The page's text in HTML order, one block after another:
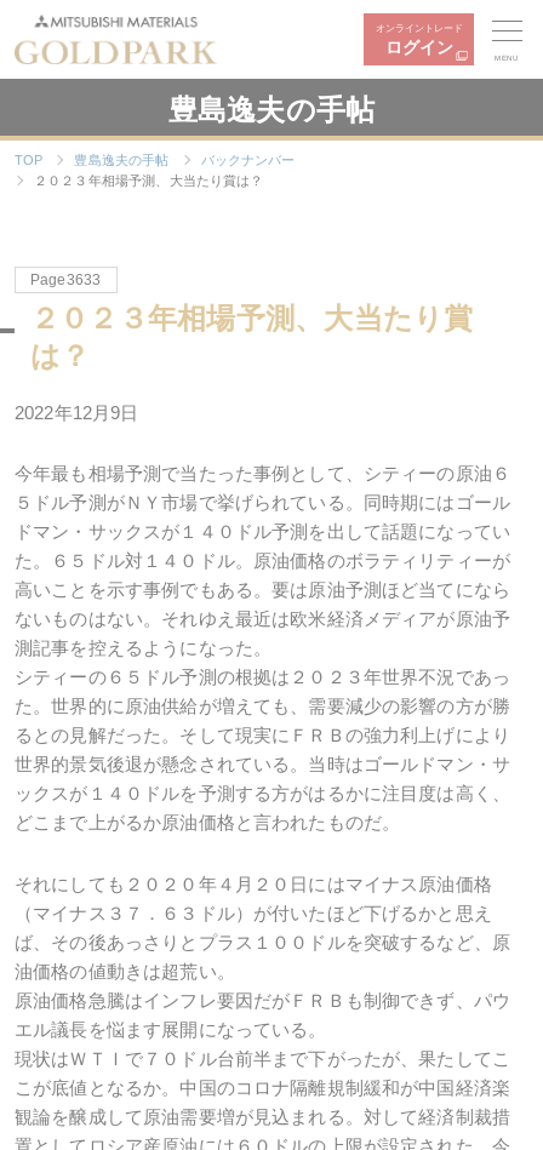
オンライントレード
ログイン
MENU
豊島逸夫の手帖
TOP 豊島逸夫の手帖
バックナンバー
２０２３年相場予測、大当たり賞は？
Page3633
２０２３年相場予測、大当たり賞
は？
2022年12月9日
今年最も相場予測で当たった事例として、シティーの原油６
５ドル予測がＮＹ市場で挙げられている。同時期にはゴール
ドマン・サックスが１４０ドル予測を出して話題になってい
た。６５ドル対１４０ドル。原油価格のボラティリティーが
高いことを示す事例でもある。要は原油予測ほど当てになら
ないものはない。それゆえ最近は欧米経済メディアが原油予
測記事を控えるようになった。
シティーの６５ドル予測の根拠は２０２３年世界不況であっ
た。世界的に原油供給が増えても、需要減少の影響の方が勝
るとの見解だった。そして現実にＦＲＢの強力利上げにより
世界的景気後退が懸念されている。当時はゴールドマン・サ
ックスが１４０ドルを予測する方がはるかに注目度は高く、
どこまで上がるか原油価格と言われたものだ。
それにしても２０２０年４月２０日にはマイナス原油価格
（マイナス３７．６３ドル）が付いたほど下げるかと思え
ば、その後あっさりとプラス１００ドルを突破するなど、原
油価格の値動きは超荒い。
原油価格急騰はインフレ要因だがＦＲＢも制御できず、パウ
エル議長を悩ます展開になっている。
現状はＷＴＩで７０ドル台前半まで下がったが、果たしてこ
こが底値となるか。中国のコロナ隔離規制緩和が中国経済楽
観論を醸成して原油需要増が見込まれる。対して経済制裁措
置としてロシア産原油には６０ドルの上限が設定された。今